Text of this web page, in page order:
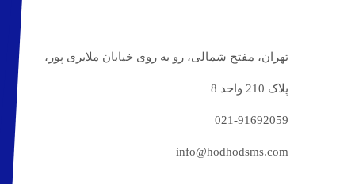
تهران، مفتح شمالی، رو به روی خیابان ملایری پور،
پلاک 210 واحد 8
021-91692059
info@hodhodsms.com